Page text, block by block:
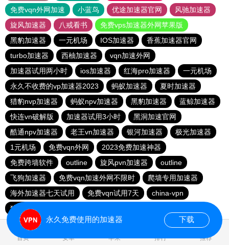
免费vqn外网加速
小蓝鸟 优途加速器官网
风驰加速器
旋风加速器
八戒看书
免费vps加速器外网苹果版
黑豹加速器
一元机场 IOS加速器
香蕉加速器官网
turbo加速器
西柚加速器
vqn加速外网
加速器试用两小时
ios加速器 红海pro加速器
一元机场
永久不收费的vp加速器2023
蚂蚁加速器
夏时加速器
猎豹nvp加速器
蚂蚁npv加速器 黑豹加速器
蓝鲸加速器
快连vn破解版
加速器试用3小时
黑洞加速官网
酷通npv加速器
老王vn加速器 银河加速器
极光加速器
1元机场
免费vqn外网
2023免费加速神器
免费跨墙软件
outline 旋风pvn加速器
outline
飞狗加速器
免费vqn加速外网不限时
爬墙专用加速器
海外加速器七天试用
免费vqn试用7天
china-vpn
猎豹加速器官网
首页 安卓 苹果 排行 推荐
永久免费使用的加速器 下载
0.821183s